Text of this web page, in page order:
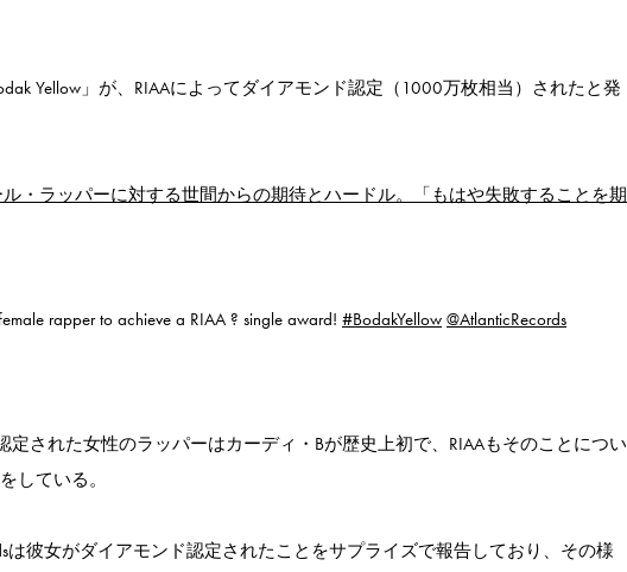
Yellow」が、RIAAによってダイアモンド認定（1000万枚相当）されたと発
・ラッパーに対する世間からの期待とハードル。「もはや失敗することを期
rapper to achieve a RIAA ? single award! #BodakYellow @AtlanticRecords
定された女性のラッパーはカーディ・Bが歴史上初で、RIAAもそのことについ
している。
は彼女がダイアモンド認定されたことをサプライズで報告しており、その様